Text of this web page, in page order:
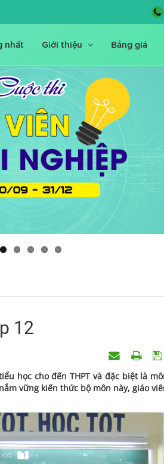
nhất Giới thiệu Bảng giá
12
học cho đến THPT và đặc biệt là
vững kiến thức bộ môn này, giáo